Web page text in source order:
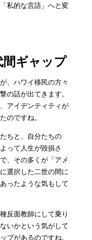
私的な言語」へと変
間ギャップ
、ハワイ移民の方々
の話が出てきます。
アイデンティティが
のですね。
ちと、自分たちの
って人生が毀損さ
、その多くが「アメ
選択した二世の間に
ったような気もして
反面教師にして乗り
いかという気がして
プがあるのですね。